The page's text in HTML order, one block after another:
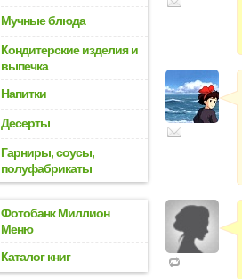
Мучные блюда
Кондитерские изделия и
выпечка
Напитки
Десерты
Гарниры, соусы,
полуфабрикаты
Фотобанк Миллион
Меню
Каталог книг